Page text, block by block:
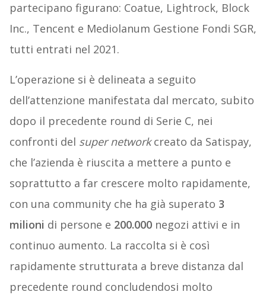
partecipano figurano: Coatue, Lightrock, Block
Inc., Tencent e Mediolanum Gestione Fondi SGR,
tutti entrati nel 2021.
L’operazione si è delineata a seguito
dell’attenzione manifestata dal mercato, subito
dopo il precedente round di Serie C, nei
confronti del super networkcreato da Satispay,
che l’azienda è riuscita a mettere a punto e
soprattutto a far crescere molto rapidamente,
con una community che ha già superato 3
milioni di persone e 200.000 negozi attivi e in
continuo aumento. La raccolta si è così
rapidamente strutturata a breve distanza dal
precedente round concludendosi molto